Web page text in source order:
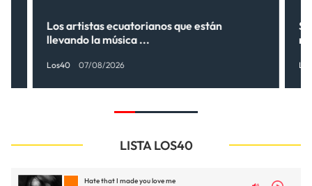
Los artistas ecuatorianos que están
llevando la música ...
Los40 07/08/2026
LISTA LOS40
Hate that I made you love me